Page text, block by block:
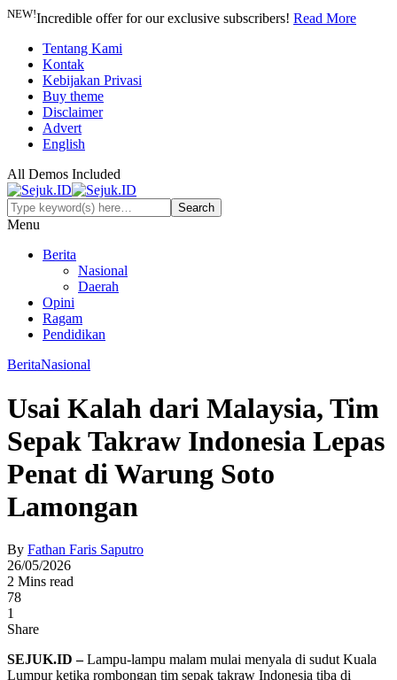
NEW!Incredible offer for our exclusive subscribers! Read More
Tentang Kami
Kontak
Kebijakan Privasi
Buy theme
Disclaimer
Advert
English
All Demos Included
Menu
Berita
Nasional
Daerah
Opini
Ragam
Pendidikan
BeritaNasional
Usai Kalah dari Malaysia, Tim
Sepak Takraw Indonesia Lepas
Penat di Warung Soto
Lamongan
By Fathan Faris Saputro
26/05/2026
2 Mins read
78
1
Share
SEJUK.ID –Lampu-lampu malam mulai menyala di sudut Kuala
Lumpur ketika rombongan tim sepak takraw Indonesia tiba di